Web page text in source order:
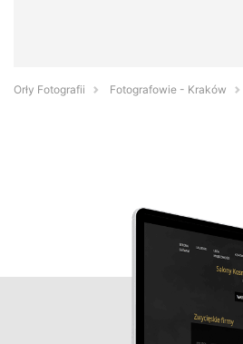
Orły Fotografii Fotografowie - Kraków